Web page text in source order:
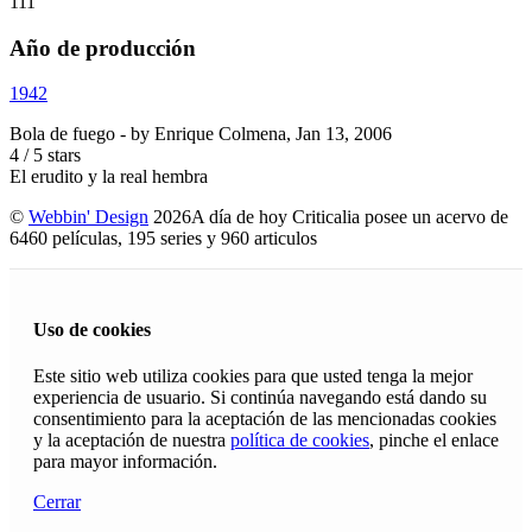
Año de producción
1942
Bola de fuego - by Enrique Colmena, Jan 13, 2006
4 / 5 stars
El erudito y la real hembra
© Webbin' Design 2026A día de hoy Criticalia posee un acervo de
6460 películas, 195 series y 960 articulos
Uso de cookies
Este sitio web utiliza cookies para que usted tenga la mejor
experiencia de usuario. Si continúa navegando está dando su
consentimiento para la aceptación de las mencionadas cookies
y la aceptación de nuestra política de cookies, pinche el enlace
para mayor información.
Cerrar